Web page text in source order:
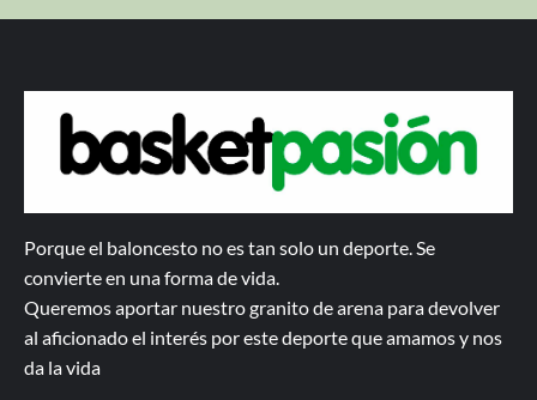
Porque el baloncesto no es tan solo un deporte. Se
convierte en una forma de vida.
Queremos aportar nuestro granito de arena para devolver
al aficionado el interés por este deporte que amamos y nos
da la vida